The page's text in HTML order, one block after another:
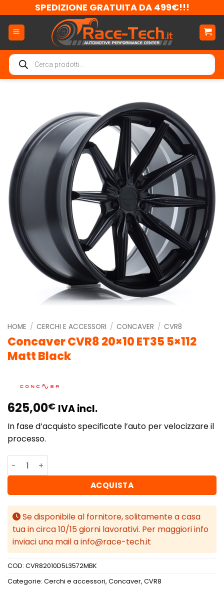
ai
contenuti
SPEDIZIONE GRATUITA DA 499€!!!
Ricerca
prodotti
HOME / CERCHI E ACCESSORI / CONCAVER / CVR8
Concaver CVR8 20×10 ET35 5×112
Matt Black
625,00€ IVA incl.
In fase d’acquisto specificate l’auto per velocizzare il
processo.
Concaver CVR8 20x10 ET35 5x112 Matt Black quantità
ACQUISTA
Se disponibile al fornitore, solitamente a casa
tua in circa 10/15 giorni lavorativi. Per maggiori info
inviaci una mail a info@race-tech.it
COD: CVR82010D5L3572MBK
Categorie: Cerchi e accessori, Concaver, CVR8